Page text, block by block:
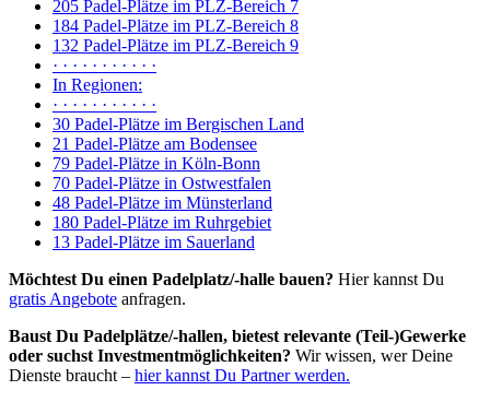
205 Padel-Plätze im PLZ-Bereich 7
184 Padel-Plätze im PLZ-Bereich 8
132 Padel-Plätze im PLZ-Bereich 9
· · · · · · · · · · ·
In Regionen:
· · · · · · · · · · ·
30 Padel-Plätze im Bergischen Land
21 Padel-Plätze am Bodensee
79 Padel-Plätze in Köln-Bonn
70 Padel-Plätze in Ostwestfalen
48 Padel-Plätze im Münsterland
180 Padel-Plätze im Ruhrgebiet
13 Padel-Plätze im Sauerland
Möchtest Du einen Padelplatz/-halle bauen? Hier kannst Du
gratis Angebote anfragen.
Baust Du Padel­plätze/-hallen, bietest relevante (Teil-)Gewerke
oder suchst In­vest­ment­möglich­keiten? Wir wissen, wer Deine
Dienste braucht – hier kannst Du Partner werden.